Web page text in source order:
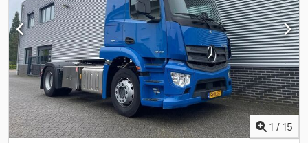
motor * Tanque Willig * Estrutura ano 2020 * ADR AT *
Capacidade do tanque 21.500 litros * 2 compartimentos
8.900L/11.300L * Enchimento superior/inferior * Bomba *
Contador * Carretel de mangueira * Suspensão de lâmina-ar
Dksdpfx Ajyz H Rloi Rer * Assistente de curva * PPC * Active Brake
Assist * Jantes Alcoa de alumínio * Eixo elevatório * Engate de
reboque * Cabina para transporte local * Ar
condicionado/aquecimento estacionário * Câmara de marcha-
atrás * Vidros elétricos
1 / 15